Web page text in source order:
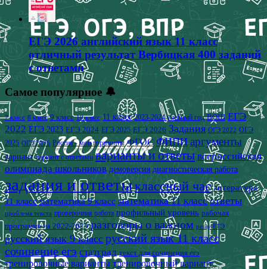
ЕГЭ 2026 английский язык 11 класс
отличный результат Вербицкая 400 заданий
с ответами
Самое популярное 🔔
7 класс 8 класс 9 класс 10 класс 11 класс 2023-2024 учебный год ВОШ ЕГЭ
2022 ЕГЭ 2023 ЕГЭ 2024 ЕГЭ 2025 ЕГЭ 2026 Задания ОГЭ 2022 ОГЭ
2025 ОГЭ 2026 Россия - мои горизонты ФГОС ФИПИ аргументы
вариант вариант с ответами варианты и ответы всероссийская
олимпиада школьников демоверсия диагностическая работа
задания и ответыклассный час литература
11 класс математика 9 класс математика 11 класс ответы
проблема текста проверочная работа профильный уровень рабочая
программа на 2022-2023 разговоры о важном решу ЕГЭ
русский язык 9 класс русский язык 11 класс
сочинение егэ статград текст для сочинения егэ
тренировочные варианты тренировочный вариант